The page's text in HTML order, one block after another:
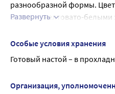
разнообразной формы.
белыми, желтовато-белыми
водного извлечения
слизистости.
Развернуть
Особые условия хранения
Готовый настой – в
Организация,